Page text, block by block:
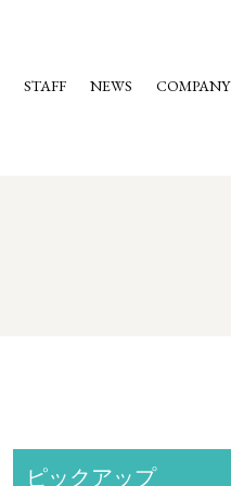
STAFF NEWS COMPANY
ピックアップ